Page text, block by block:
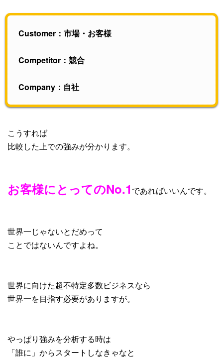
Customer：市場・お客様
Competitor：競合
Company：自社
こうすれば
比較した上での強みが分かります。
お客様にとってのNo.1 であればいいんです。
世界一じゃないとだめって
ことではないんですよね。
世界に向けた超不特定多数ビジネスなら
世界一を目指す必要がありますが。
やっぱり強みを分析する時は
「誰に」からスタートしなきゃなと